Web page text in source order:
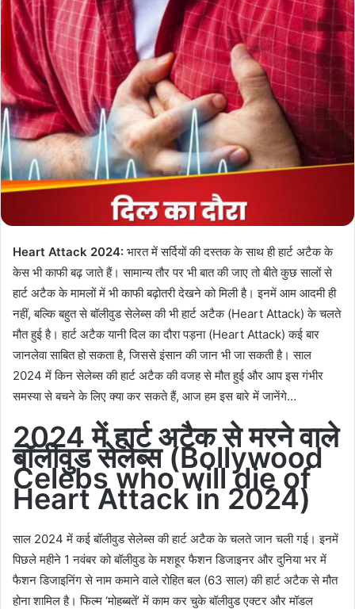
Heart Attack 2024: भारत में सर्दियों की दस्तक के साथ ही हार्ट अटैक के
केस भी काफी बढ़ जाते हैं। सामान्य तौर पर भी बात की जाए तो बीते कुछ सालों से
हार्ट अटैक के मामलों में भी काफी बढ़ोतरी देखने को मिली है। इनमें आम आदमी ही
नहीं, बल्कि बहुत से बॉलीवुड सेलेब्स की भी हार्ट अटैक (Heart Attack) के चलते
मौत हुई है। हार्ट अटैक यानी दिल का दौरा पड़ना (Heart Attack) कई बार
जानलेवा साबित हो सकता है, जिससे इंसान की जान भी जा सकती है। साल
2024 में किन सेलेब्स की हार्ट अटैक की वजह से मौत हुई और आप इस गंभीर
समस्‍या से बचने के लिए क्या कर सकते हैं, आज हम इस बारे में जानेंगे…
2024 में हार्ट अटैक से मरने वाले
बॉलीवुड सेलेब्‍स(Bollywood
Celebs who will die of
Heart Attack in 2024)
साल 2024 में कई बॉलीवुड सेलेब्स की हार्ट अटैक के चलते जान चली गई। इनमें
पिछले महीने 1 नवंबर को बॉलीवुड के मशहूर फैशन डिजाइनर और दुनिया भर में
फैशन डिजाइनिंग से नाम कमाने वाले रोहित बल (63 साल) की हार्ट अटैक से मौत
होना शामिल है। फिल्‍म ‘मोहब्बतें’ में काम कर चुके बॉलीवुड एक्टर और मॉडल